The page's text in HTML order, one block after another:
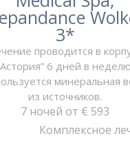
3*
проводится в
6 дней в
минеральная
из источников.
7 ночей от € 593
Комплексное